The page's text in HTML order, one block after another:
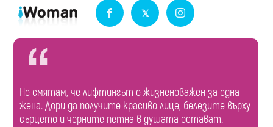
Не смятам, че лифтингът е жизненоважен за една
жена. Дори да получите красиво лице, белезите върху
сърцето и черните петна в душата остават.